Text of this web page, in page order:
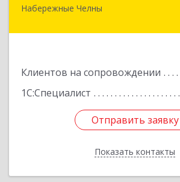
Набережные Челны
Клиентов на сопровождении
1С:Специалист
Отправить заявку
Показать контакты
423832, Татарстан Респ,
Отправить заявку
Назад